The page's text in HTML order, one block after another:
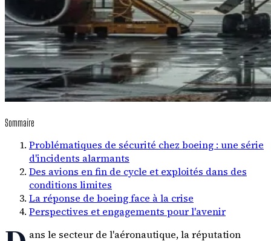
Sommaire
Problématiques de sécurité chez boeing : une série
d'incidents alarmants
Des avions en fin de cycle et exploités dans des
conditions limites
La réponse de boeing face à la crise
Perspectives et engagements pour l'avenir
ans le secteur de l'aéronautique, la réputation